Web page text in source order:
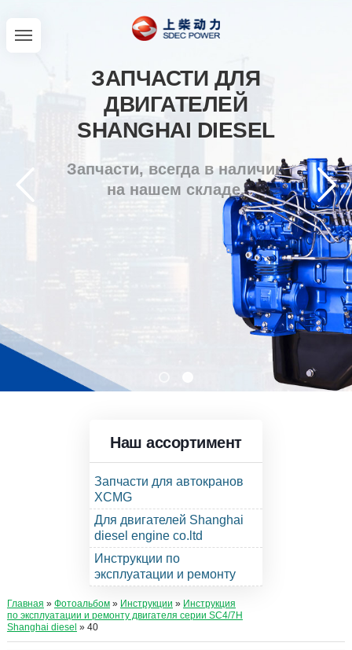
ЗАПЧАСТИ ДЛЯ
ДВИГАТЕЛЕЙ
SHANGHAI DIESEL
Запчасти, всегда в наличии
на нашем складе.
Наш ассортимент
Запчасти для автокранов
XCMG
Для двигателей Shanghai
diesel engine co.ltd
Инструкции по
эксплуатации и ремонту
Главная » Фотоальбом» Инструкции » Инструкция
по эксплуатации и ремонту двигателя серии SC4/7H
Shanghai diesel » 40